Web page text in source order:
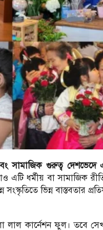
গুরুত্ব দেশভেদে
ধর্মীয় বা সামাজিক
ভিন্ন বাস্তবতার
লাল কার্নেশন ফুল। তবে